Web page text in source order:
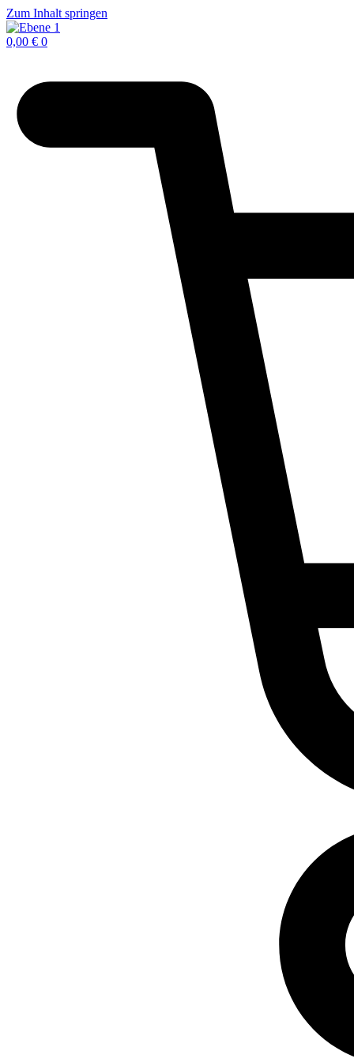
Zum Inhalt springen
0,00 € 0